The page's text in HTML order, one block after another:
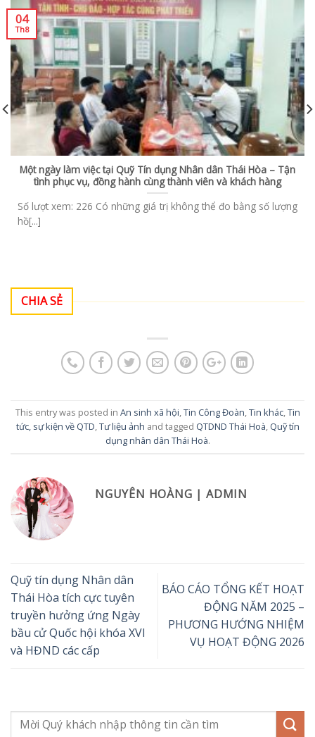
Một ngày làm việc tại Quỹ Tín dụng Nhân dân Thái Hòa – Tận
tình phục vụ, đồng hành cùng thành viên và khách hàng
Số lượt xem: 226 Có những giá trị không thể đo bằng số lượng
hồ[...]
04
Th8
CHIA SẺ
This entry was posted in An sinh xã hội,Tin Công Đoàn,Tin khác,Tin
tức, sự kiện về QTD,Tư liệu ảnh and tagged QTDND Thái Hoà, Quỹ tín
dụng nhân dân Thái Hoà.
NGUYÊN HOÀNG | ADMIN
Quỹ tín dụng Nhân dân
Thái Hòa tích cực tuyên
truyền hưởng ứng Ngày
bầu cử Quốc hội khóa XVI
và HĐND các cấp
BÁO CÁO TỔNG KẾT HOẠT
ĐỘNG NĂM 2025 –
PHƯƠNG HƯỚNG NHIỆM
VỤ HOẠT ĐỘNG 2026